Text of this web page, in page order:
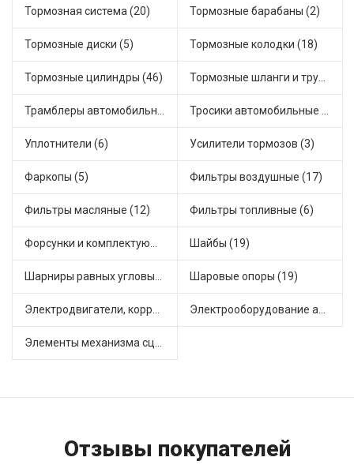
Тормозная система (20) Тормозные барабаны (2)
Тормозные диски (5) Тормозные колодки (18)
Тормозные цилиндры (46) Тормозные шланги и трубки (5)
Трамблеры автомобильные (40) Тросики автомобильные (23)
Уплотнители (6) Усилители тормозов (3)
Фаркопы (5) Фильтры воздушные (17)
Фильтры масляные (12) Фильтры топливные (6)
Форсунки и комплектующие (1) Шайбы (19)
Шарниры равных угловых скоростей, приводные валы (1) Шаровые опоры (19)
Электродвигатели, корректоры и приводы автомобильн (22) Электрооборудование автомобилей (25)
Элементы механизма сцепления (63)
Отзывы покупателей